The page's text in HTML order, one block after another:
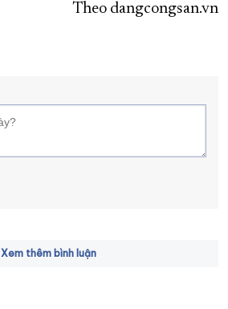
Theo dangcongsan.vn
Xem thêm bình luận